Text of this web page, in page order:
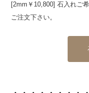
[2mm￥10,800] 石入れご
ご注文下さい。